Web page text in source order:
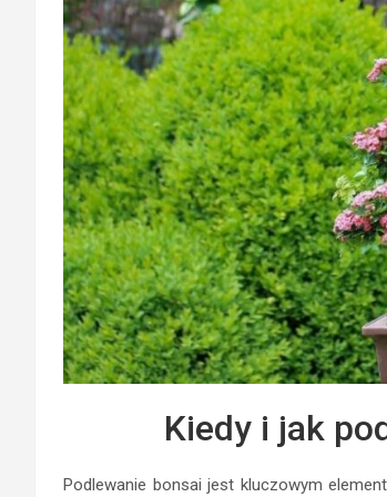
Kiedy i jak
Podlewanie bonsai jest kluczowym